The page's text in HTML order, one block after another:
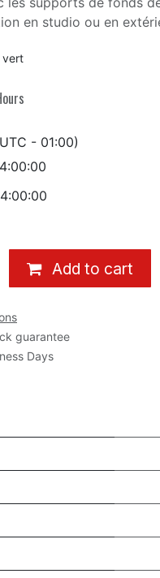
en studio ou en
vert
- 01:00)
Add to cart
guarantee
Days